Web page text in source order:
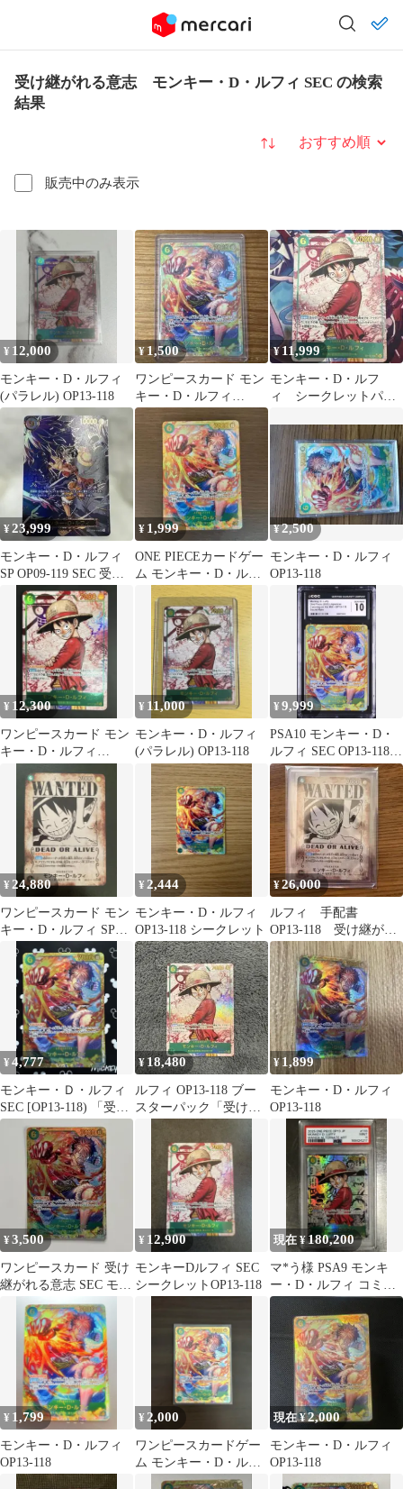
受け継がれる意志 モンキー・D・ルフィ SEC の検索
結果
販売中のみ表示
並び替え
¥ 12,000
モンキー・D・ルフィ
(パラレル) OP13-118
¥1,500
ワンピースカード モン
キー・D・ルフィ
OP13-118 SEC シークレ
¥ 11,999
モンキー・D・ルフ
ィ シークレットパラ
¥23,999
モンキー・D・ルフィ
SP OP09-119 SEC 受け
継がれる意志
¥ 1,999
ONE PIECEカードゲー
ム モンキー・D・ルフ
¥2,500
モンキー・D・ルフィ
OP13-118
¥ 12,300
ワンピースカード モン
キー・D・ルフィ
¥ 11,000
モンキー・D・ルフィ
(パラレル) OP13-118
¥9,999
PSA10 モンキー・D・
ルフィ SEC OP13-118
受け継がれる意志
¥ 24,880
ワンピースカード モン
キー・D・ルフィ SP
OP13-118 受け継がれる
意思
¥ 2,444
モンキー・D・ルフィ
OP13-118 シークレット
¥26,000
ルフィ 手配書
OP13-118 受け継がれ
る意思
¥4,777
モンキー・Ｄ・ルフィ
SEC [OP13-118) 「受け
継がれる意志」
¥ 18,480
ルフィ OP13-118 ブー
スターパック「受け継
¥ 1,899
モンキー・D・ルフィ
OP13-118
¥3,500
ワンピースカード 受け
継がれる意志 SEC モン
キー・D・ルフィ
¥ 12,900
モンキーDルフィ SEC
シークレットOP13-118
現在 ¥180,200
マ*う様 PSA9 モンキ
ー・D・ルフィ コミパ
ラ OP13-118 ワンピー
ス
¥ 1,799
モンキー・D・ルフィ
OP13-118
¥ 2,000
ワンピースカードゲー
ム モンキー・D・ルフ
ィ sec OP13-118
現在 ¥2,000
モンキー・D・ルフィ
OP13-118